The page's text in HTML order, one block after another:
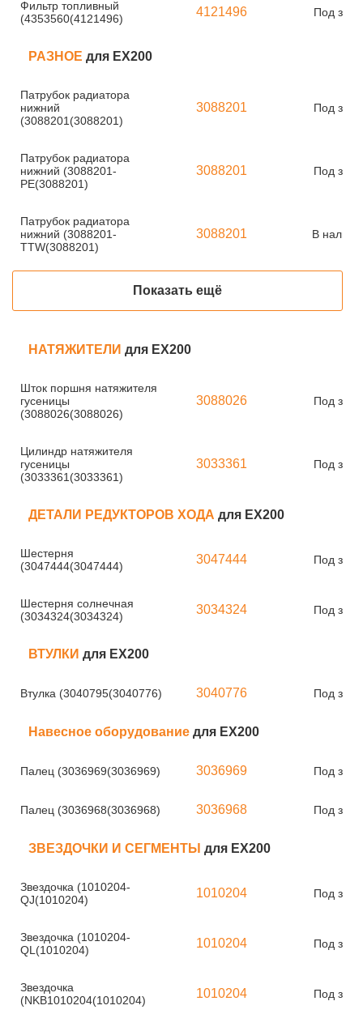
Фильтр топливный
(4353560(4121496)
4121496 Под
РАЗНОЕ для EX200
Патрубок радиатора
нижний
(3088201(3088201)
3088201 Под
Патрубок радиатора
нижний (3088201-
PE(3088201)
3088201 Под
Патрубок радиатора
нижний (3088201-
TTW(3088201)
3088201 В
Показать ещё
НАТЯЖИТЕЛИ для EX200
Шток поршня натяжителя
гусеницы
(3088026(3088026)
3088026 Под
Цилиндр натяжителя
гусеницы
(3033361(3033361)
3033361 Под
ДЕТАЛИ РЕДУКТОРОВ ХОДА для EX200
Шестерня
(3047444(3047444)
3047444 Под
Шестерня солнечная
(3034324(3034324)
3034324 Под
ВТУЛКИ для EX200
Втулка (3040795(3040776) 3040776 Под
Навесное оборудование для EX200
Палец (3036969(3036969) 3036969 Под
Палец (3036968(3036968) 3036968 Под
ЗВЕЗДОЧКИ И СЕГМЕНТЫ для EX200
Звездочка (1010204-
QJ(1010204)
1010204 Под
Звездочка (1010204-
QL(1010204)
1010204 Под
Звездочка
(NKB1010204(1010204)
1010204 Под